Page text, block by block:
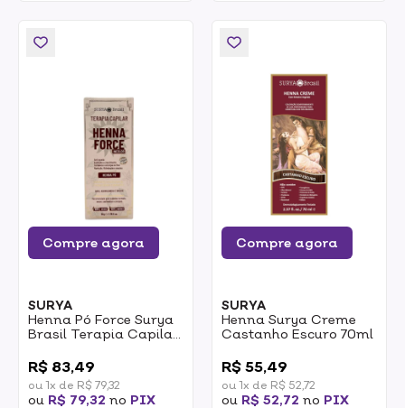
Compre agora
SURYA
Henna Pó Force Surya
Brasil Terapia Capilar
R$ 83,49
ou 1x de R$ 79,32
ou R$ 79,32 no PIX
Compre agora
SURYA
Henna Surya Creme
Castanho Escuro 70ml
R$ 55,49
ou 1x de R$ 52,72
ou R$ 52,72 no PIX